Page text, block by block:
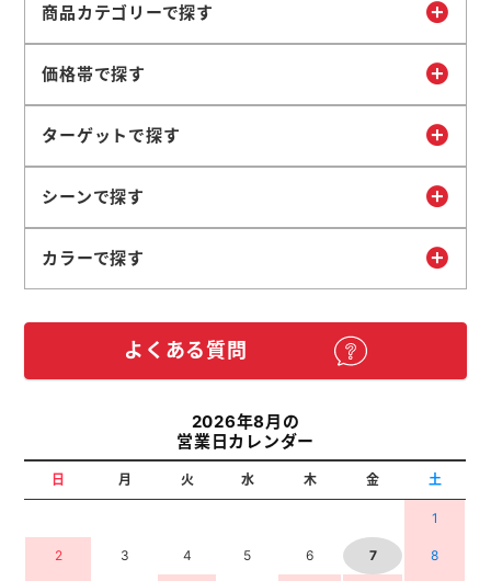
商品カテゴリーで探す
価格帯で探す
ターゲットで探す
シーンで探す
カラーで探す
よくある質問
2026年8月の
営業日カレンダー
日 月 火 水 木 金 土
1
2 3 4 5 6 7 8